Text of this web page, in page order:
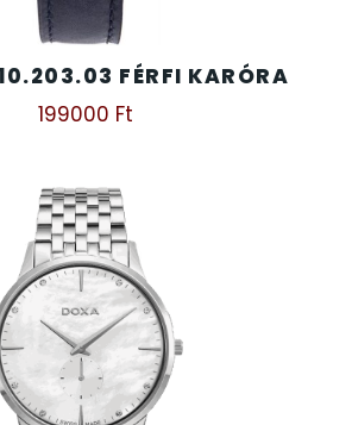
FÉRFI KARÓRA
199000 Ft